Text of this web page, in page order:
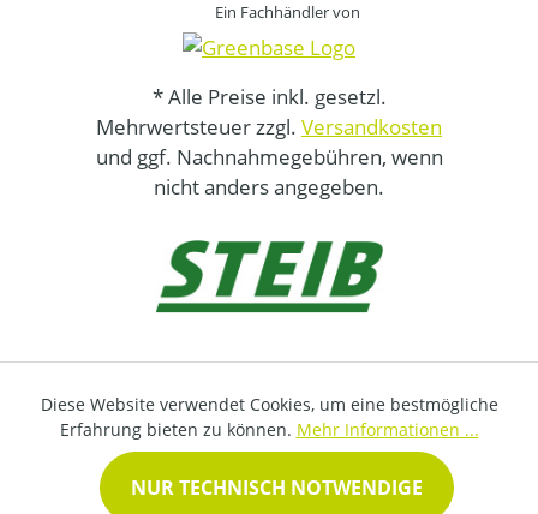
Ein Fachhändler von
* Alle Preise inkl. gesetzl.
Mehrwertsteuer zzgl. Versandkosten
und ggf. Nachnahmegebühren, wenn
nicht anders angegeben.
Diese Website verwendet Cookies, um eine bestmögliche
Erfahrung bieten zu können. Mehr Informationen ...
NUR TECHNISCH NOTWENDIGE